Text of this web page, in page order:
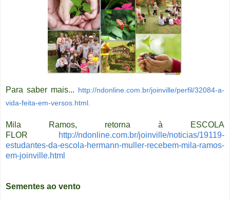
Para saber mais... http://ndonline.com.br/joinville/perfil/32084-a-
vida-feita-em-versos.html.
Mila Ramos, retorna à ESCOLA
FLOR
http://ndonline.com.br/joinville/noticias/19119-
estudantes-da-escola-hermann-muller-recebem-mila-ramos-
em-joinville.html
Sementes ao vento